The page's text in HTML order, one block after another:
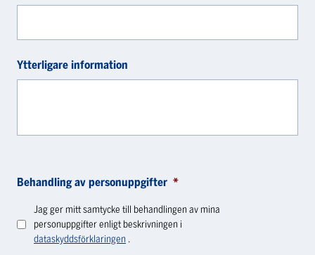
Ytterligare information
Behandling av personuppgifter *
Jag ger mitt samtycke till behandlingen av mina
personuppgifter enligt beskrivningen i
dataskyddsförklaringen .